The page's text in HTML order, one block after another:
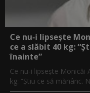
Ce nu-i lipsește
ce a slăbit 40 kg:
înainte”
Ce nu-i lipsește Monicăi
kg: “Știu ce să mănânc.